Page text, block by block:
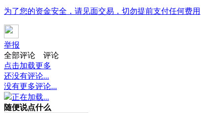
为了您的资金安全，请见面交易，切勿提前支付任何费用
举报
全部评论
评论
点击加载更多
还没有评论...
没有更多评论...
正在加载...
随便说点什么